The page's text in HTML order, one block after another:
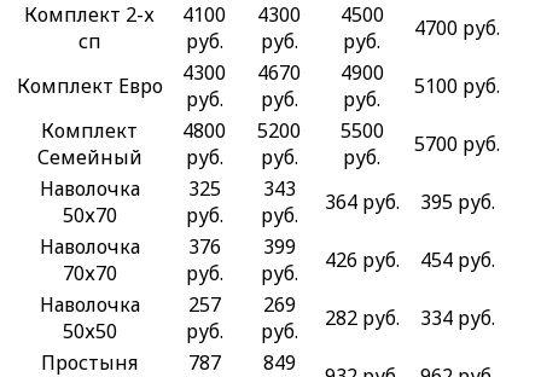
Комплект 2-х
сп
4100
руб.
4300
руб.
4500
руб.
4700 руб.
Комплект Евро
4300
руб.
4670
руб.
4900
руб.
5100 руб.
Комплект
Семейный
4800
руб.
5200
руб.
5500
руб.
5700 руб.
Наволочка
50х70
325
руб.
343
руб.
364 руб.
395 руб.
Наволочка
70х70
376
руб.
399
руб.
426 руб.
454 руб.
Наволочка
50х50
257
руб.
269
руб.
282 руб.
334 руб.
Простыня
787
849